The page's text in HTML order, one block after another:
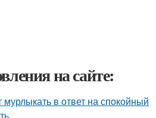
на сайте:
мурлыкать в ответ на спокойный